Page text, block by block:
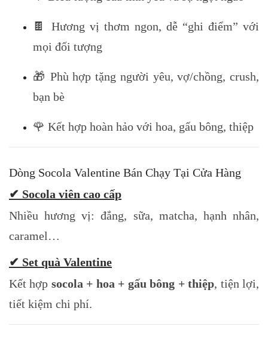
🍫 Hương vị thơm ngon, dễ “ghi điểm” với
mọi đối tượng
🎁 Phù hợp tặng người yêu, vợ/chồng, crush,
bạn bè
🌹 Kết hợp hoàn hảo với hoa, gấu bông, thiệp
Dòng Socola Valentine Bán Chạy Tại Cửa Hàng
✔ Socola viên cao cấp
Nhiều hương vị: đắng, sữa, matcha, hạnh nhân,
caramel…
✔ Set quà Valentine
Kết hợp socola + hoa + gấu bông + thiệp, tiện lợi,
tiết kiệm chi phí.